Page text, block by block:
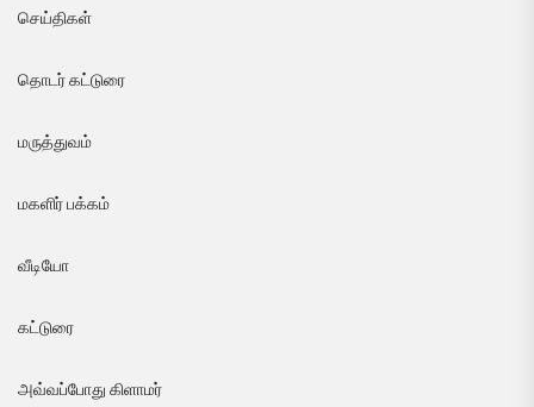
செய்திகள்
தொடர் கட்டுரை
மருத்துவம்
மகளிர் பக்கம்
வீடியோ
கட்டுரை
அவ்வப்போது கிளாமர்